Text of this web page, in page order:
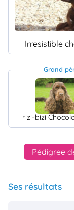
Irresistible
Grand
rizi-bizi
Pédigree
Ses résultats